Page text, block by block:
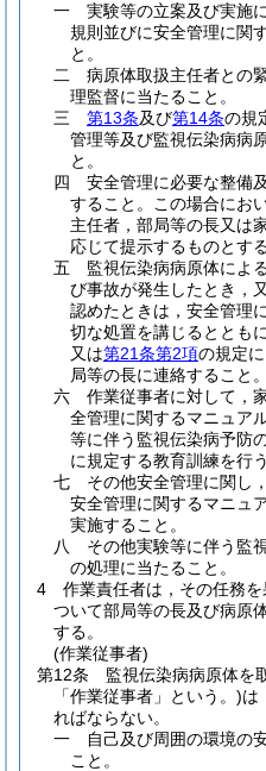
一
実験等の立案及び実施
規則並びに安全管理に関
と。
二
病原体取扱主任者との
理監督に当たること。
三
第13条及び第14条の規
管理等及び監視伝染病病
と。
四
安全管理に必要な整備
すること。
この場合にお
主任者，部局等の長又は
応じて提示するものとする
五
監視伝染病病原体によ
び事故が発生したとき，
認めたときは，安全管理
切な処置を講じるととも
又は第21条第2項の規定
局等の長に連絡すること。
六
作業従事者に対して，
全管理に関するマニュア
等に伴う監視伝染病予防
に規定する教育訓練を行
七
その他安全管理に関し
安全管理に関するマニュ
実施すること。
八
その他実験等に伴う監
の処理に当たること。
4
作業責任者は，その任務
ついて部局等の長及び病原
する。
(作業従事者)
第12条
監視伝染病病原体を
「作業従事者」という。)は
ればならない。
一
自己及び周囲の環境の
こと。